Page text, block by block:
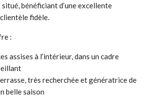
bénéficiant d’une excellente
fidèle.
:
assises à l’intérieur, dans un cadre
très recherchée et génératrice de
belle saison